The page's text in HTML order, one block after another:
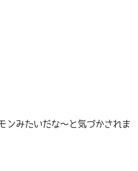
ンみたいだな～と気づかされま